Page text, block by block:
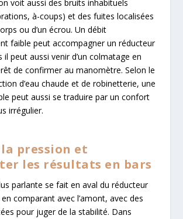
voit aussi des bruits inhabituels
à-coups) et des fuites localisées
ou d’un écrou. Un débit
faible peut accompagner un réducteur
il peut aussi venir d’un colmatage en
de confirmer au manomètre. Selon le
d’eau chaude et de robinetterie, une
peut aussi se traduire par un confort
irrégulier.
pression et
les résultats en bars
parlante se fait en aval du réducteur
comparant avec l’amont, avec des
pour juger de la stabilité. Dans